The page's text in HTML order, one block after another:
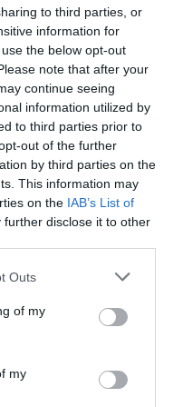
to third parties, or
information for
the below opt-out
note that after your
continue seeing
information utilized by
to third parties prior to
out of the further
by third parties on the
This information may
on the IAB’s List of
further disclose it to other
Outs
of my
my
espère qu’en opérant
une petite partie du trafic
ou Volotea n’y ait
opérait la ligne celle-ci
et un pari. Ca serait
faire de l’ombre aux
qu’il faut, que ce
rejoindre les 2 villes …
27 janvier 2016 - 11 h 23